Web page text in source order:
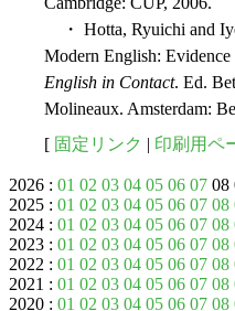
・ Hotta, Ryuichi and
Modern English:
English in Contact. Ed.
Molineaux. Amsterdam:
[ 固定リンク | 印刷用ペ
2026 : 01 02 03 04 05 06 07 08
2025 : 01 02 03 04 05 06 07 08
2024 : 01 02 03 04 05 06 07 08
2023 : 01 02 03 04 05 06 07 08
2022 : 01 02 03 04 05 06 07 08
2021 : 01 02 03 04 05 06 07 08
2020 : 01 02 03 04 05 06 07 08